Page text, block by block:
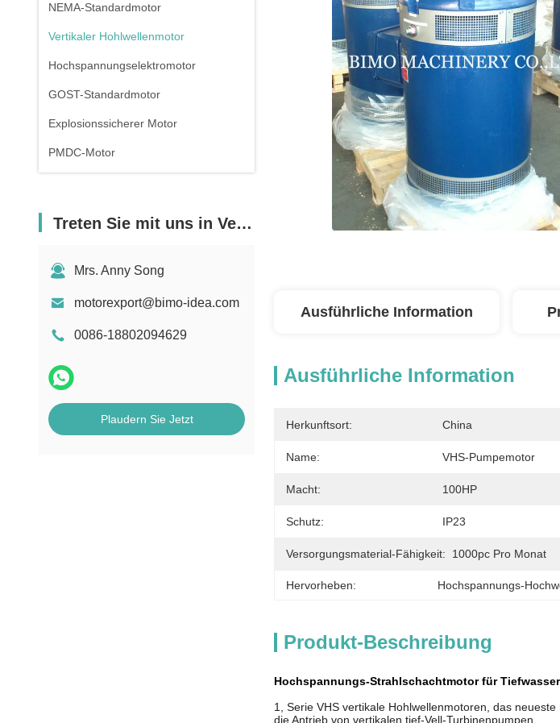
NEMA-Standardmotor
Vertikaler Hohlwellenmotor
Hochspannungselektromotor
GOST-Standardmotor
Explosionssicherer Motor
PMDC-Motor
Treten Sie mit uns in Verbindung
Mrs. Anny Song
motorexport@bimo-idea.com
0086-18802094629
Plaudern Sie Jetzt
Ausführliche Information
Ausführliche Information
Herkunftsort: China
Name: VHS-Pumpemotor
Macht: 100HP
Schutz: IP23
Versorgungsmaterial-Fähigkeit: 1000pc Pro Monat
Hervorheben: Hochspannungs-
Produkt-Beschreibung
Hochspannungs-Strahlschachtmotor für
1, Serie VHS vertikale Hohlwellenmotoren, das
die Antrieb von vertikalen tief-Vell-Turbinenpumpen.